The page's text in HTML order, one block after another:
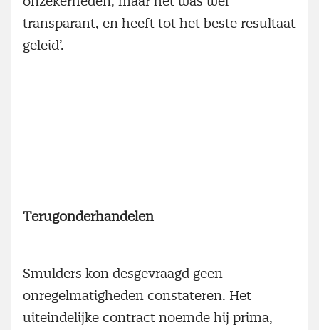
transparant, en heeft tot het beste resultaat
geleid’.
Terugonderhandelen
Smulders kon desgevraagd geen
onregelmatigheden constateren. Het
uiteindelijke contract noemde hij prima,